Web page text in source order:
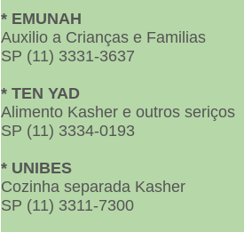
* EMUNAH
Auxilio a Crianças e Familias
SP (11) 3331-3637
* TEN YAD
Alimento Kasher e outros seriços
SP (11) 3334-0193
* UNIBES
Cozinha separada Kasher
SP (11) 3311-7300